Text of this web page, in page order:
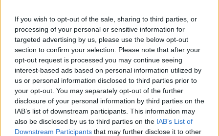
If you wish to opt-out of the sale, sharing to third parties, or
processing of your personal or sensitive information for
targeted advertising by us, please use the below opt-out
section to confirm your selection. Please note that after your
opt-out request is processed you may continue seeing
interest-based ads based on personal information utilized by
us or personal information disclosed to third parties prior to
your opt-out. You may separately opt-out of the further
disclosure of your personal information by third parties on the
IAB’s list of downstream participants. This information may
also be disclosed by us to third parties on the IAB’s List of
Downstream Participants that may further disclose it to other